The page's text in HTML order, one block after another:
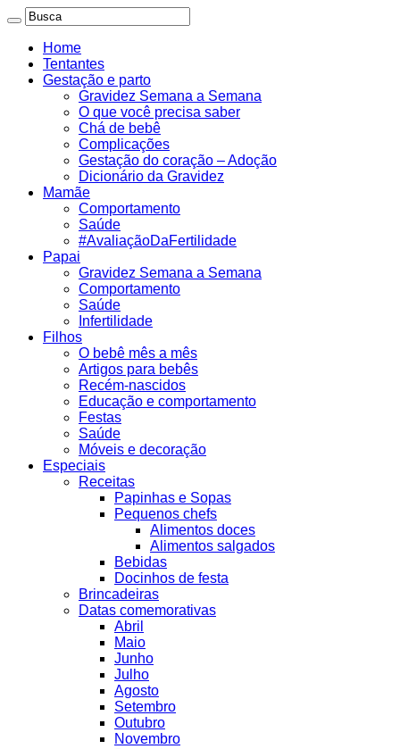
Home
Tentantes
Gestação e parto
Gravidez Semana a Semana
O que você precisa saber
Chá de bebê
Complicações
Gestação do coração – Adoção
Dicionário da Gravidez
Mamãe
Comportamento
Saúde
#AvaliaçãoDaFertilidade
Papai
Gravidez Semana a Semana
Comportamento
Saúde
Infertilidade
Filhos
O bebê mês a mês
Artigos para bebês
Recém-nascidos
Educação e comportamento
Festas
Saúde
Móveis e decoração
Especiais
Receitas
Papinhas e Sopas
Pequenos chefs
Alimentos doces
Alimentos salgados
Bebidas
Docinhos de festa
Brincadeiras
Datas comemorativas
Abril
Maio
Junho
Julho
Agosto
Setembro
Outubro
Novembro